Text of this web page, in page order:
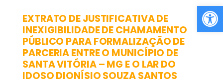
EXTRATO DE JUSTIFICATIVA DE
INEXIGIBILIDADE DE CHAMAMENTO
PÚBLICO PARA FORMALIZAÇÃO DE
PARCERIA ENTRE O MUNICÍPIO DE
SANTA VITÓRIA – MG E O LAR DO
IDOSO DIONÍSIO SOUZA SANTOS